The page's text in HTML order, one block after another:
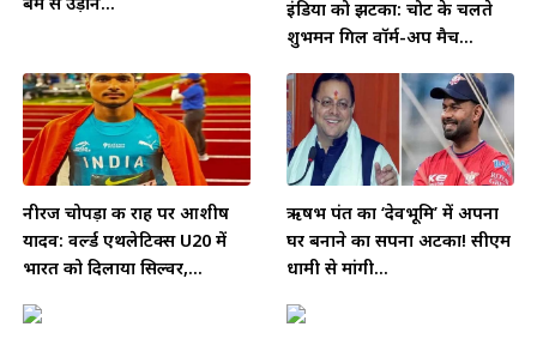
इंडिया को झटका: चोट के चलते
शुभमन गिल वॉर्म-अप मैच...
नीरज चोपड़ा की राह पर आशीष
यादव: वर्ल्ड एथलेटिक्स U20 में
भारत को दिलाया सिल्वर,...
ऋषभ पंत का ‘देवभूमि’ में अपना
घर बनाने का सपना अटका! सीएम
धामी से मांगी...